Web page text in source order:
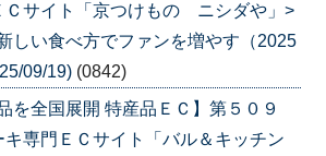
サイト「京つけもの ニシダや」>
しい食べ方でファンを増やす（2025
09/19) (0842)
を全国展開 特産品ＥＣ】第５０９
専門ＥＣサイト「バル＆キッチン